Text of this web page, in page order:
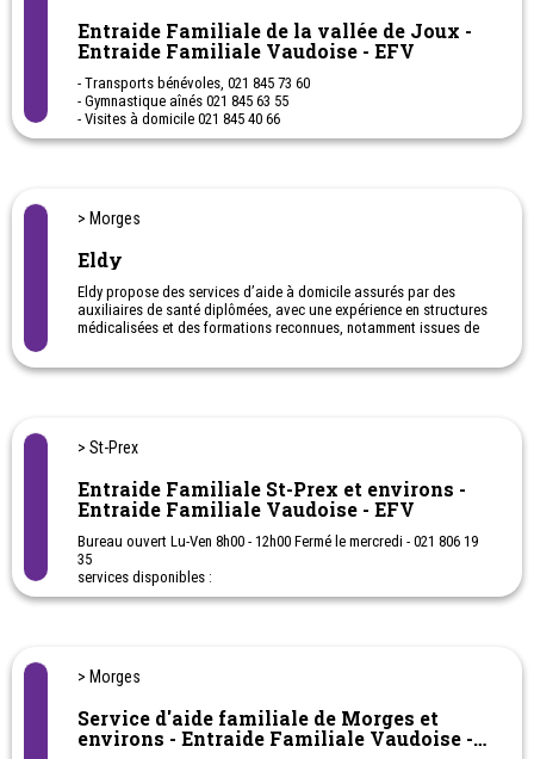
Entraide Familiale de la vallée de Joux -
Entraide Familiale Vaudoise - EFV
- Transports bénévoles, 021 845 73 60
- Gymnastique aînés 021 845 63 55
- Visites à domicile 021 845 40 66
> Morges
Eldy
Eldy propose des services d’aide à domicile assurés par des
auxiliaires de santé diplômées, avec une expérience en structures
médicalisées et des formations reconnues, notamment issues de
> St-Prex
Entraide Familiale St-Prex et environs -
Entraide Familiale Vaudoise - EFV
Bureau ouvert Lu-Ven 8h00 - 12h00 Fermé le mercredi - 021 806 19
35
services disponibles :
- Service de repas chauds à domicile.
- atelier de confitures
- groupe de jeux pour aînés
> Morges
Service d'aide familiale de Morges et
environs - Entraide Familiale Vaudoise -